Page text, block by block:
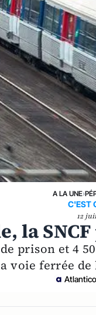
A LA UNE›
C'EST
12
la
prison et 4
voie ferrée de